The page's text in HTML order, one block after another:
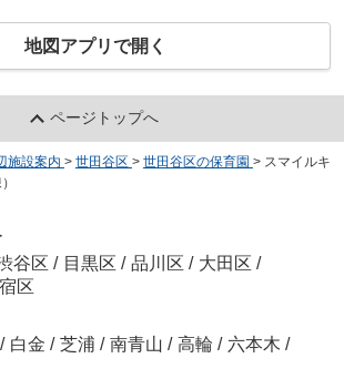
地図アプリで開く
ページトップへ
施設案内 > 世田谷区 > 世田谷区の保育園 > スマイルキ
谷区 / 目黒区 / 品川区 / 大田区 /
区
/ 白金 / 芝浦 / 南青山 / 高輪 / 六本木 /